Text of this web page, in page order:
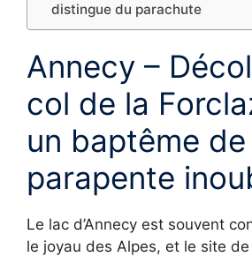
distingue du parachute
Annecy –
col de la
un baptême de
parapente
Le lac d’Annecy est souvent
le joyau des Alpes, et le site